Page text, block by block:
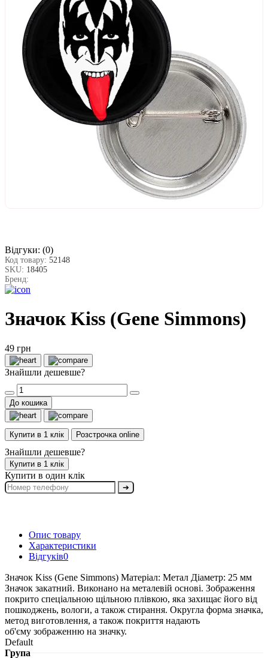
Відгуки: (0)
Код товару: 52148
SKU: 18405
Бренд:
Значок Kiss (Gene Simmons)
49 грн
Знайшли дешевше?
До кошика
Купити в 1 клік Розстрочка online
Знайшли дешевше?
Купити в 1 клік
Купити в один клік
➔
Опис товару
Характеристики
Відгуків0
Значок Kiss (Gene Simmons) Матеріал: Метал Діаметр: 25 мм
Значок закатний. Виконано на металевій основі. Зображення
покрито спеціальною щільною плівкою, яка захищає його від
пошкоджень, вологи, а також стирання. Округла форма значка,
метод виготовлення, а також покриття надають
об'єму зображенню на значку.
Default
Група